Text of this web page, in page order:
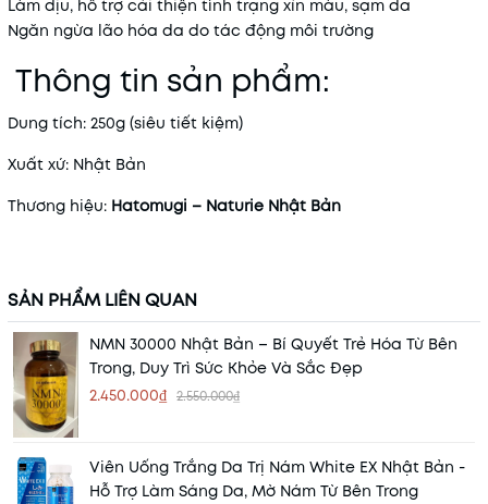
Làm dịu, hỗ trợ cải thiện tình trạng xỉn màu, sạm da
Ngăn ngừa lão hóa da do tác động môi trường
Thông tin sản phẩm:
Dung tích: 250g (siêu tiết kiệm)
Xuất xứ: Nhật Bản
Thương hiệu: Hatomugi – Naturie Nhật Bản
SẢN PHẨM LIÊN QUAN
NMN 30000 Nhật Bản – Bí Quyết Trẻ Hóa Từ Bên
Trong, Duy Trì Sức Khỏe Và Sắc Đẹp
2.450.000₫ 2.550.000₫
Viên Uống Trắng Da Trị Nám White EX Nhật Bản -
Hỗ Trợ Làm Sáng Da, Mờ Nám Từ Bên Trong